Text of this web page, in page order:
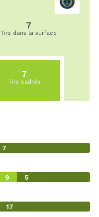
7
Tirs dans la surface
7
Tirs cadrés
7
9 5
17